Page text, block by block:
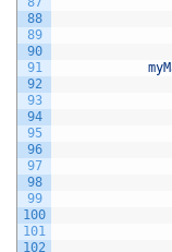
88
89
90
91
92
93
94
95
96
97
98
99
100
101
102